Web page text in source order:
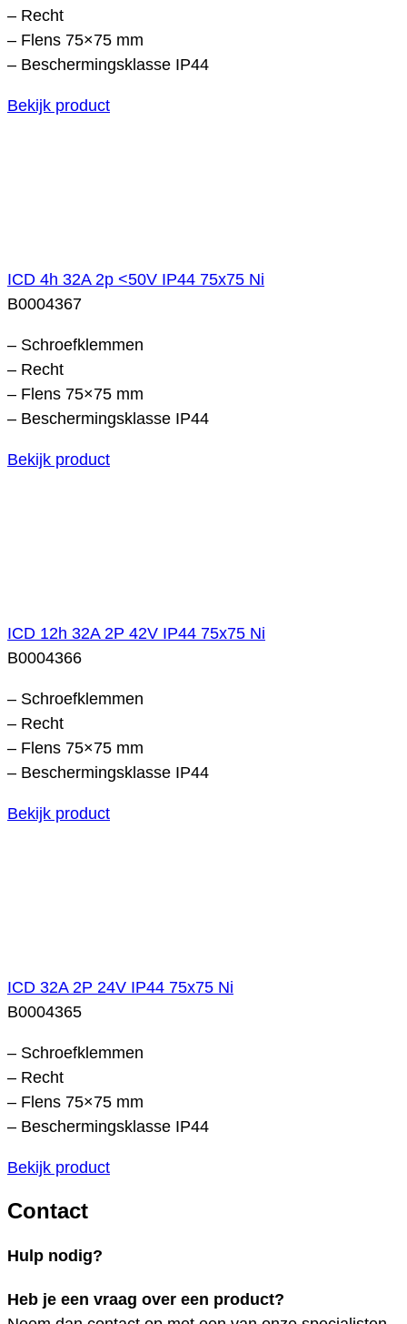
– Recht
– Flens 75×75 mm
– Beschermingsklasse IP44
Bekijk product
ICD 4h 32A 2p <50V IP44 75x75 Ni
B0004367
– Schroefklemmen
– Recht
– Flens 75×75 mm
– Beschermingsklasse IP44
Bekijk product
ICD 12h 32A 2P 42V IP44 75x75 Ni
B0004366
– Schroefklemmen
– Recht
– Flens 75×75 mm
– Beschermingsklasse IP44
Bekijk product
ICD 32A 2P 24V IP44 75x75 Ni
B0004365
– Schroefklemmen
– Recht
– Flens 75×75 mm
– Beschermingsklasse IP44
Bekijk product
Contact
Hulp nodig?
Heb je een vraag over een product?